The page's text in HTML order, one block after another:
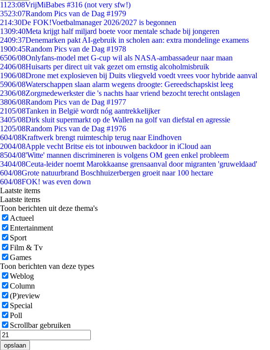
11 23:08VrijMiBabes #316 (not very sfw!)
3523:07Random Pics van de Dag #1979
214:30De FOK!Voetbalmanager 2026/2027 is begonnen
1309:40Meta krijgt half miljard boete voor mentale schade bij jongeren
2409:37Denemarken pakt AI-gebruik in scholen aan: extra mondelinge examens
1900:45Random Pics van de Dag #1978
6506/08Onlyfans-model met G-cup wil als NASA-ambassadeur naar maan
2406/08Huisarts per direct uit vak gezet om ernstig alcoholmisbruik
1906/08Drone met explosieven bij Duits vliegveld voedt vrees voor hybride aanval
5906/08Waterschappen slaan alarm wegens droogte: Gereedschapskist leeg
2306/08Zorgmedewerkster die 's nachts haar vriend bezocht terecht ontslagen
3806/08Random Pics van de Dag #1977
2105/08Tanken in België wordt nóg aantrekkelijker
3405/08Dirk sluit supermarkt op de Wallen na golf van diefstal en agressie
1205/08Random Pics van de Dag #1976
604/08Kraftwerk brengt ruimteschip terug naar Eindhoven
2004/08Apple vecht Britse eis tot inbouwen backdoor in iCloud aan
8504/08'Witte' mannen discrimineren is volgens OM geen enkel probleem
3404/08Ceuta-leider noemt Marokkaanse grensaanval door migranten 'gruweldaad'
604/08Grote natuurbrand Boschhuizerbergen groeit naar 100 hectare
604/08FOK! was even down
Laatste items
Laatste items
Toon berichten uit deze thema's
Actueel
Entertainment
Sport
Film & Tv
Games
Toon berichten van deze types
Weblog
Column
(P)review
Special
Poll
Scrollbar gebruiken
opslaan